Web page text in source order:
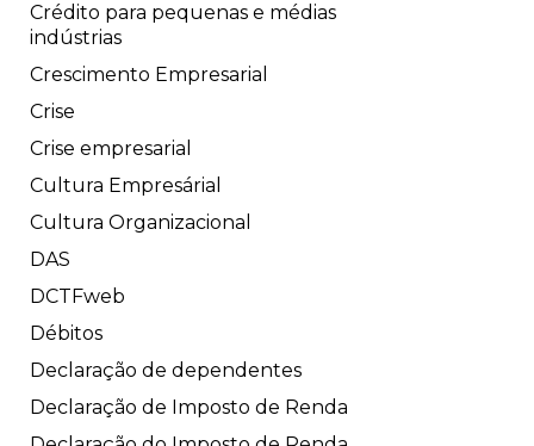
Crédito para pequenas e médias
indústrias
Crescimento Empresarial
Crise
Crise empresarial
Cultura Empresárial
Cultura Organizacional
DAS
DCTFweb
Débitos
Declaração de dependentes
Declaração de Imposto de Renda